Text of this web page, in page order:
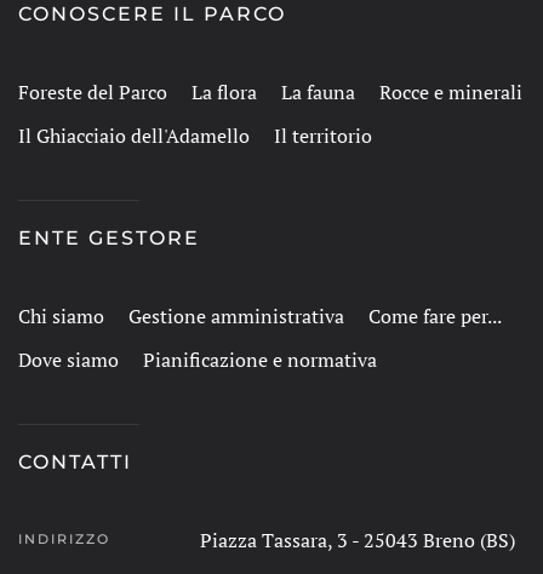
CONOSCERE IL PARCO
Foreste del Parco La flora La fauna
Rocce e minerali
Il Ghiacciaio dell'Adamello
Il territorio
ENTE GESTORE
Chi siamo Gestione amministrativa
Come fare per...
Dove siamo
Pianificazione e normativa
CONTATTI
INDIRIZZO
Piazza Tassara, 3 - 25043 Breno (BS)